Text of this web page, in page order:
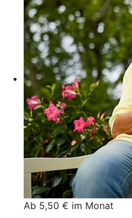
Ab 5,50 € im Monat